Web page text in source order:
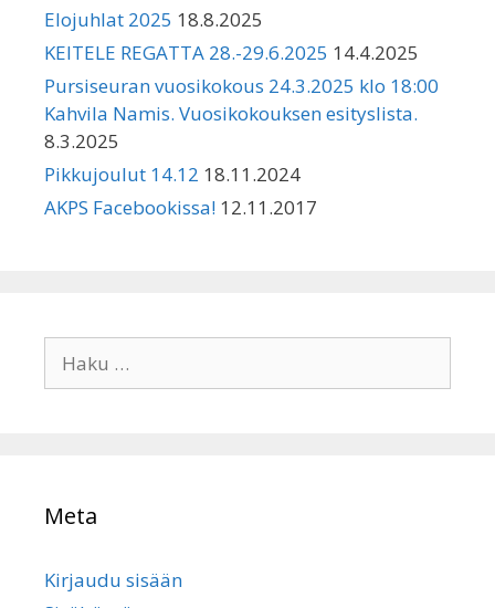
Elojuhlat 2025 18.8.2025
KEITELE REGATTA 28.-29.6.2025 14.4.2025
Pursiseuran vuosikokous 24.3.2025 klo 18:00
Kahvila Namis. Vuosikokouksen esityslista.
8.3.2025
Pikkujoulut 14.12 18.11.2024
AKPS Facebookissa! 12.11.2017
Meta
Kirjaudu sisään